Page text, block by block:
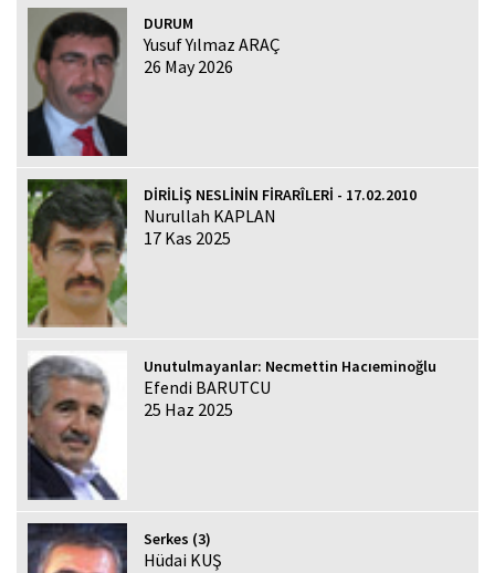
DURUM
Yusuf Yılmaz ARAÇ
26 May 2026
DİRİLİŞ NESLİNİN FİRARÎLERİ - 17.02.2010
Nurullah KAPLAN
17 Kas 2025
Unutulmayanlar: Necmettin Hacıeminoğlu
Efendi BARUTCU
25 Haz 2025
Serkes (3)
Hüdai KUŞ